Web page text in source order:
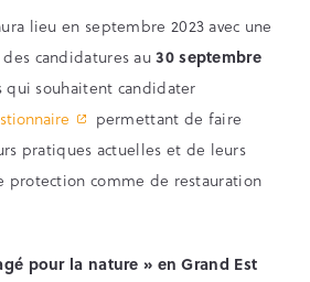
lieu en septembre 2023 avec une
candidatures au30 septembre
qui souhaitent candidater
permettant de faire
pratiques actuelles et de leurs
protection comme de restauration
pour la nature » en Grand Est